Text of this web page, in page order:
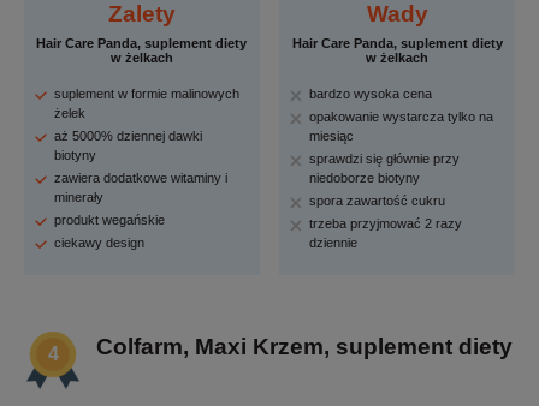
Zalety
Hair Care Panda, suplement diety
w żelkach
suplement w formie malinowych
żelek
aż 5000% dziennej dawki
biotyny
zawiera dodatkowe witaminy i
minerały
produkt wegańskie
ciekawy design
Wady
Hair Care Panda, suplement diety
w żelkach
bardzo wysoka cena
opakowanie wystarcza tylko na
miesiąc
sprawdzi się głównie przy
niedoborze biotyny
spora zawartość cukru
trzeba przyjmować 2 razy
dziennie
Colfarm, Maxi Krzem, suplement diety